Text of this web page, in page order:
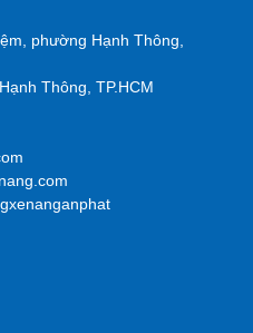
phường Hạnh Thông,
Thông, TP.HCM